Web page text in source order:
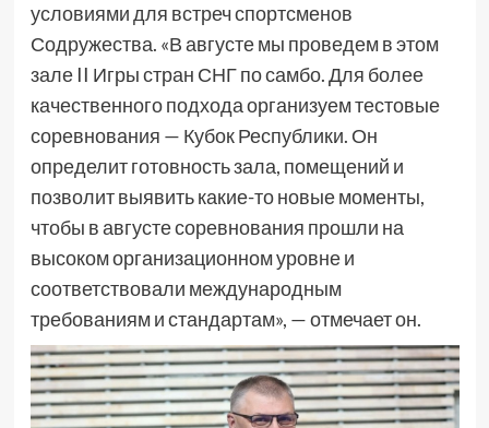
условиями для встреч спортсменов
Содружества. «В августе мы проведем в этом
зале II Игры стран СНГ по самбо. Для более
качественного подхода организуем тестовые
соревнования — Кубок Республики. Он
определит готовность зала, помещений и
позволит выявить какие-то новые моменты,
чтобы в августе соревнования прошли на
высоком организационном уровне и
соответствовали международным
требованиям и стандартам», — отмечает он.